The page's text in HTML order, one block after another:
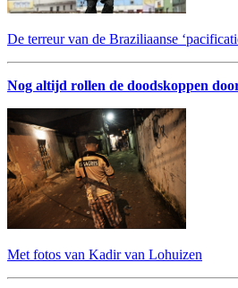
De terreur van de Braziliaanse
Nog altijd rollen de doodskoppen
Met fotos van Kadir van Lohuizen